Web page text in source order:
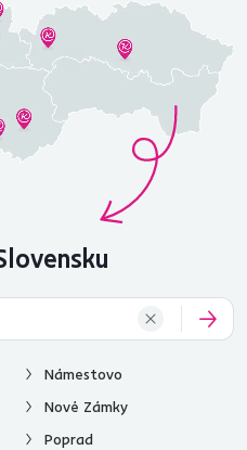
Námestovo
Nové Zámky
Poprad